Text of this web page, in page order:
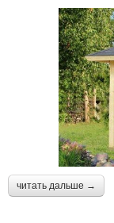
читать дальше →